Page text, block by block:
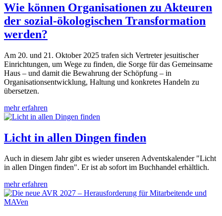
Wie können Organisationen zu Akteuren
der sozial-ökologischen Transformation
werden?
Am 20. und 21. Oktober 2025 trafen sich Vertreter jesuitischer
Einrichtungen, um Wege zu finden, die Sorge für das Gemeinsame
Haus – und damit die Bewahrung der Schöpfung – in
Organisationsentwicklung, Haltung und konkretes Handeln zu
übersetzen.
mehr erfahren
Licht in allen Dingen finden
Auch in diesem Jahr gibt es wieder unseren Adventskalender "Licht
in allen Dingen finden". Er ist ab sofort im Buchhandel erhältlich.
mehr erfahren